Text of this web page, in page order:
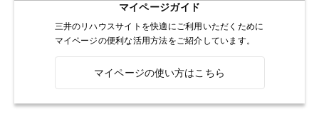
マイページガイド
三井のリハウスサイトを快適にご利用いただくために
マイページの便利な活用方法をご紹介しています。
マイページの使い方はこちら